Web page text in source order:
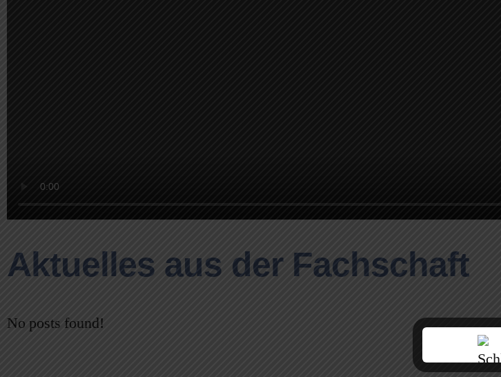
Aktuelles aus der Fachschaft
No posts found!